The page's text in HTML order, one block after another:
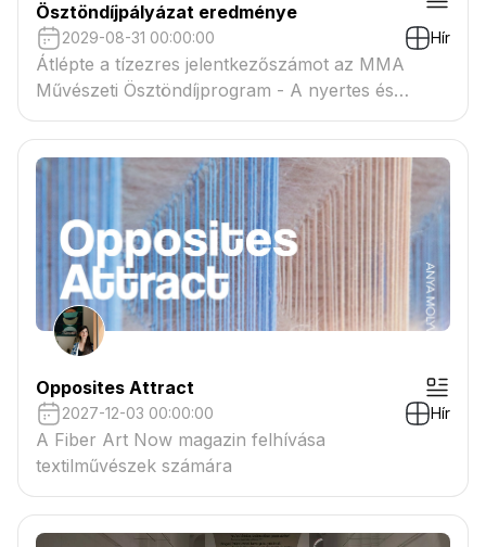
Ösztöndíjpályázat eredménye
2029-08-31 00:00:00 Hír
Átlépte a tízezres jelentkezőszámot az MMA
Művészeti Ösztöndíjprogram - A nyertes és
tartaléklistás pályázók névsora megtekinthető a
csatolmányban
Opposites Attract
2027-12-03 00:00:00 Hír
A Fiber Art Now magazin felhívása
textilművészek számára